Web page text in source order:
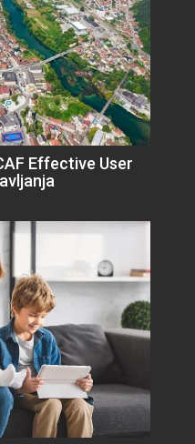
Effective User